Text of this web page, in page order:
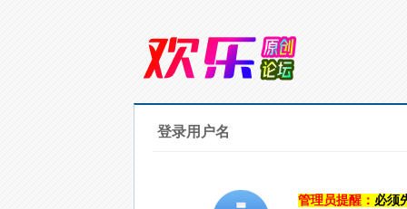
登录用户名
管理员提醒： 必须